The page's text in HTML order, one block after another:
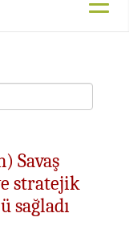
Savaş
stratejik
sağladı